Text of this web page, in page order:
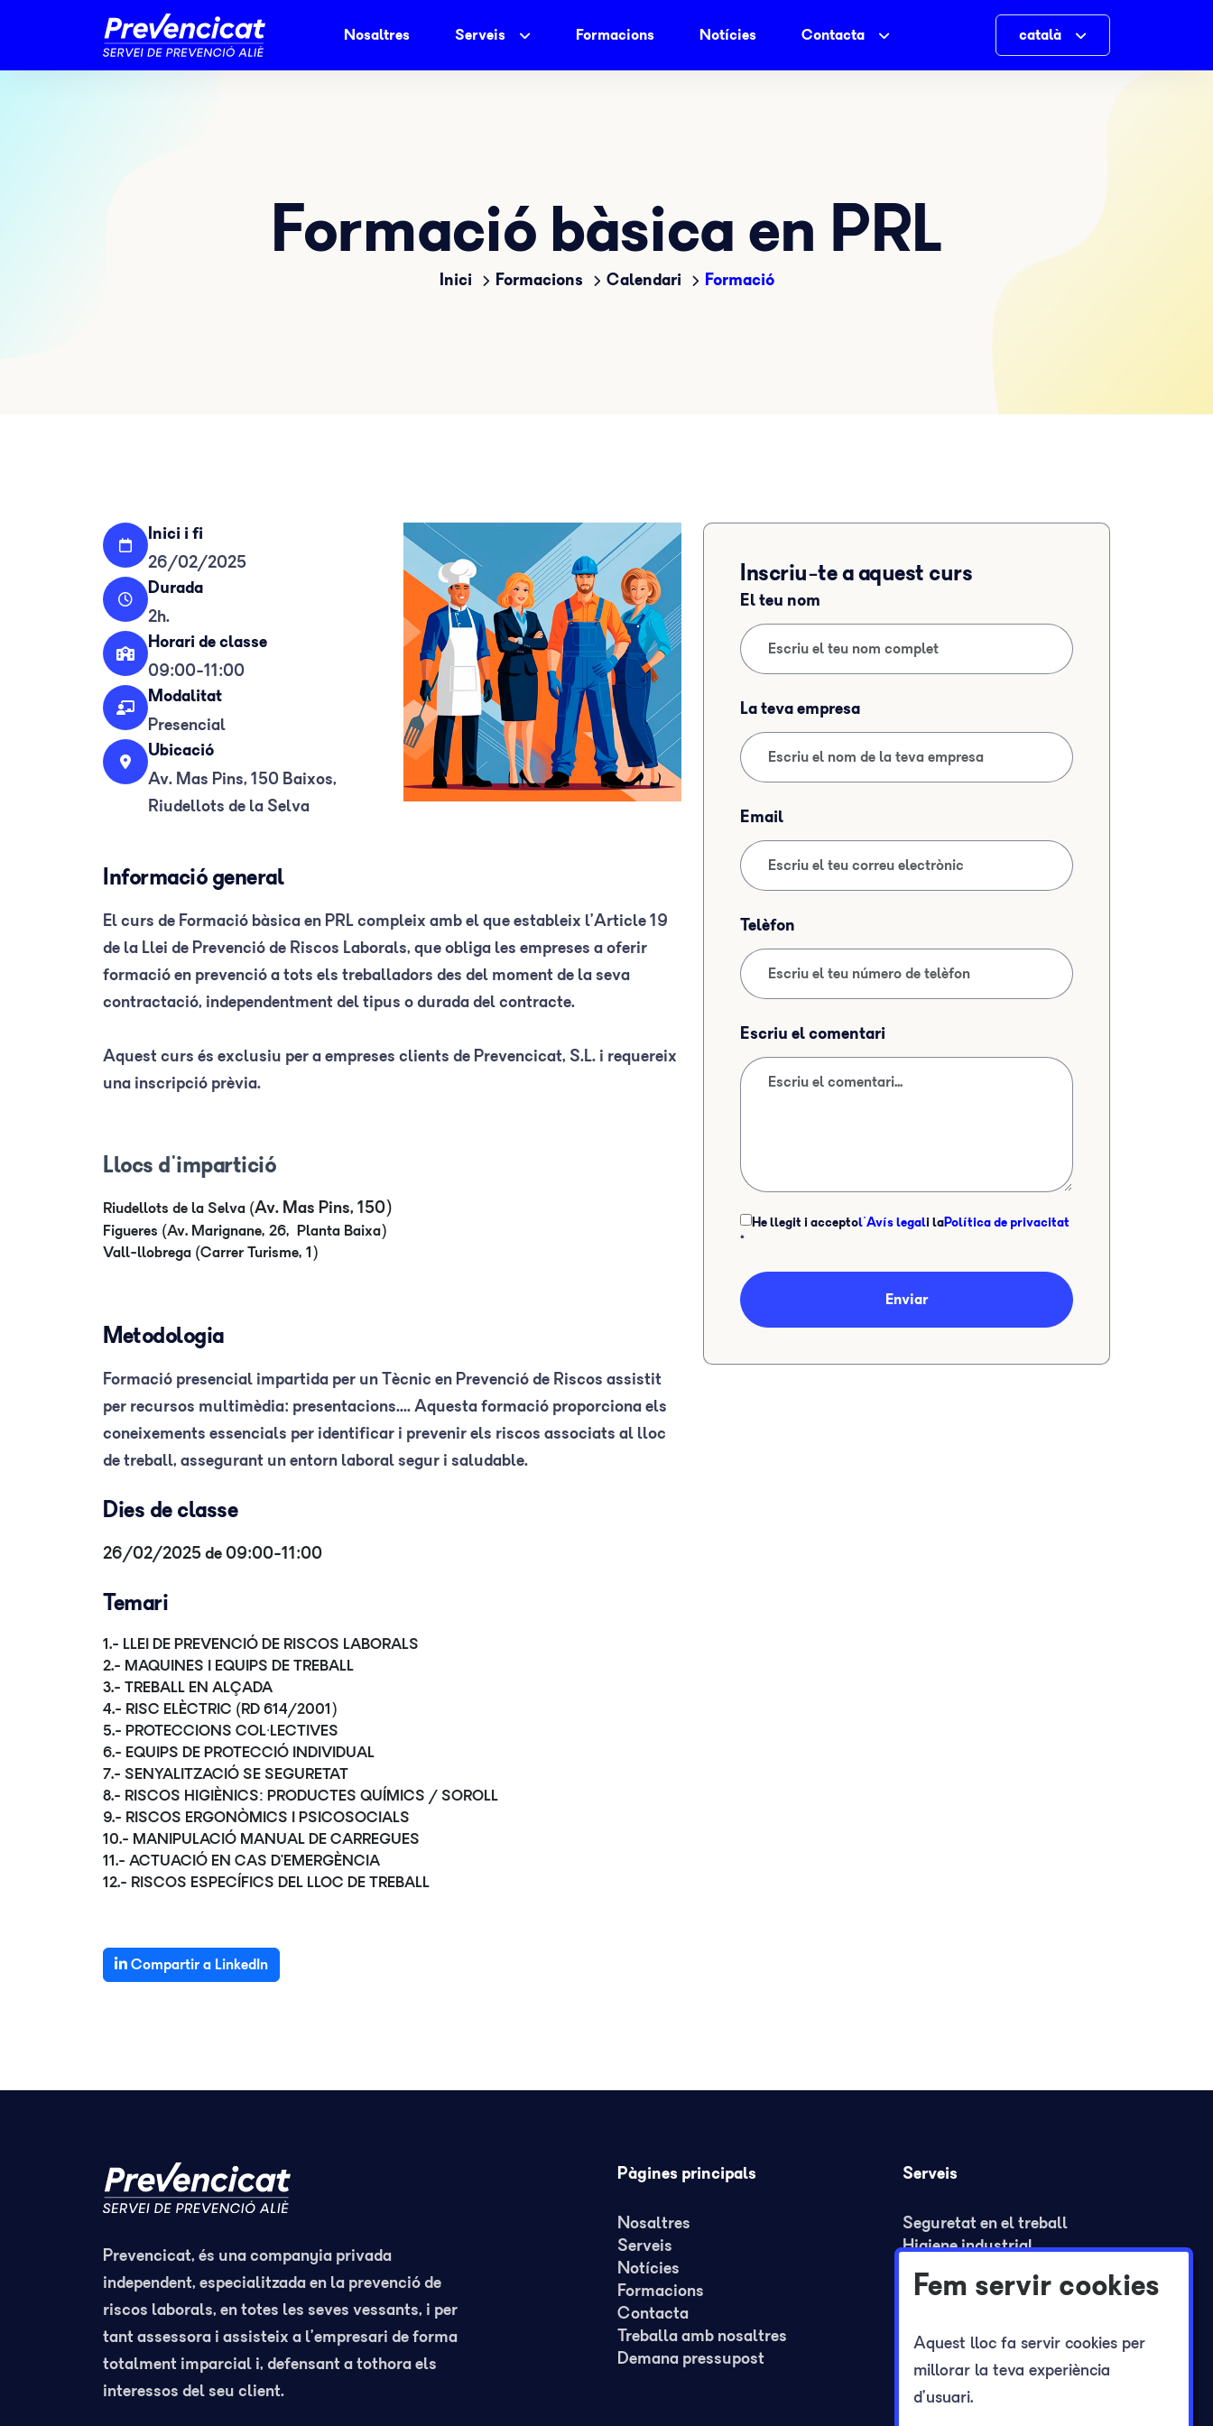
Nosaltres Serveis Formacions Notícies Contacta català
Formació bàsica en PRL
Inici Formacions Calendari Formació
Inici i fi
26/02/2025
Durada
2h.
Horari de classe
09:00-11:00
Modalitat
Presencial
Ubicació
Av. Mas Pins, 150 Baixos,
Riudellots de la Selva
Informació general
El curs de Formació bàsica en PRL compleix amb el que estableix l’Article 19
de la Llei de Prevenció de Riscos Laborals, que obliga les empreses a oferir
formació en prevenció a tots els treballadors des del moment de la seva
contractació, independentment del tipus o durada del contracte.
Aquest curs és exclusiu per a empreses clients de Prevencicat, S.L. i requereix
una inscripció prèvia.
Llocs d'impartició
Riudellots de la Selva (Av. Mas Pins, 150)
Figueres (Av. Marignane, 26, Planta Baixa)
Vall-llobrega (Carrer Turisme, 1)
Metodologia
Formació presencial impartida per un Tècnic en Prevenció de Riscos assistit
per recursos multimèdia: presentacions.... Aquesta formació proporciona els
coneixements essencials per identificar i prevenir els riscos associats al lloc
de treball, assegurant un entorn laboral segur i saludable.
Dies de classe
26/02/2025 de 09:00-11:00
Temari
1.- LLEI DE PREVENCIÓ DE RISCOS LABORALS
2.- MAQUINES I EQUIPS DE TREBALL
3.- TREBALL EN ALÇADA
4.- RISC ELÈCTRIC (RD 614/2001)
5.- PROTECCIONS COL·LECTIVES
6.- EQUIPS DE PROTECCIÓ INDIVIDUAL
7.- SENYALITZACIÓ SE SEGURETAT
8.- RISCOS HIGIÈNICS: PRODUCTES QUÍMICS / SOROLL
9.- RISCOS ERGONÒMICS I PSICOSOCIALS
10.- MANIPULACIÓ MANUAL DE CARREGUES
11.- ACTUACIÓ EN CAS D’EMERGÈNCIA
12.- RISCOS ESPECÍFICS DEL LLOC DE TREBALL
Compartir a LinkedIn
Inscriu-te a aquest curs
El teu nom
La teva empresa
Email
Telèfon
Escriu el comentari
He llegit i acceptol'Avís legali laPolítica de privacitat
*
Enviar
Prevencicat, és una companyia privada
independent, especialitzada en la prevenció de
riscos laborals, en totes les seves vessants, i per
tant assessora i assisteix a l’empresari de forma
totalment imparcial i, defensant a tothora els
interessos del seu client.
Pàgines principals
Nosaltres
Serveis
Notícies
Formacions
Contacta
Treballa amb nosaltres
Demana pressupost
Serveis
Seguretat en el treball
Higiene industrial
Ergonomia i psicosociologia
Medicina del treball
Plans de seguretat i REA
Plans d'autoprotecció
Registre jornada laboral
Fem servir cookies
Aquest lloc fa servir cookies per
millorar la teva experiència
d’usuari.